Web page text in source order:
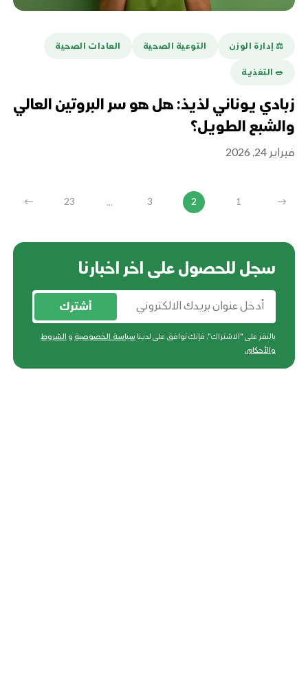
⚖️ إدارة الوزن التوعية الصحية العادات الصحية
🥗 التغذية
زبادي يوناني لذيذ: هل هو سر البروتين العالي
والشبع الطويل؟
فبراير 24, 2026
→
1
2
3
...
23
←
سجل للحصول على اخر اخبارنا
أشترك
بالنقر على "الاشتراك"، فإنك توافق على لدينا سياسة الخصوصية و الشروط
والأحكام.